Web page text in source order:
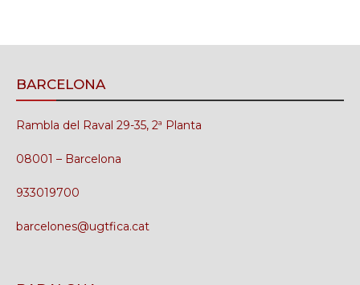
BARCELONA
Rambla del Raval 29-35, 2ª Planta
08001 – Barcelona
933019700
barcelones@ugtfica.cat